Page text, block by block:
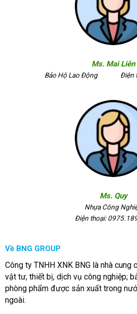
Ms. Mai Liên
Bảo Hộ Lao Động Điện
Ms. Quy
Nhựa Công
Điện thoại:
Về BNG GROUP
Công ty TNHH XNK BNG là nhà cung
vật tư, thiết bị, dịch vụ công nghiệp;
phòng phẩm được sản xuất trong
ngoài.